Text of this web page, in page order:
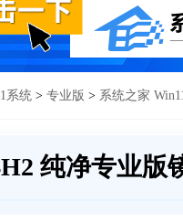
系统 > 专业版 > 系统之家
纯净专业版